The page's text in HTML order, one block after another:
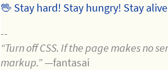
🖖 Stay hard! Stay hungry! Stay
--
“Turn off CSS. If the page makes no
markup.”—fantasai